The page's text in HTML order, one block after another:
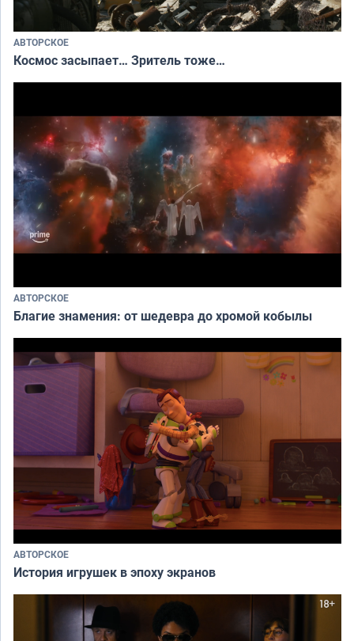
АВТОРСКОЕ
Космос засыпает… Зритель тоже…
АВТОРСКОЕ
Благие знамения: от шедевра до хромой кобылы
АВТОРСКОЕ
История игрушек в эпоху экранов